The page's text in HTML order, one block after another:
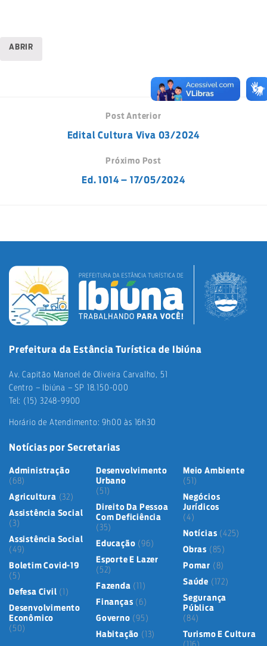
ABRIR
Post Anterior
Edital Cultura Viva 03/2024
Próximo Post
Ed. 1014 – 17/05/2024
Prefeitura da Estância Turística de Ibiúna
Av. Capitão Manoel de Oliveira Carvalho, 51
Centro – Ibiúna – SP 18.150-000
Tel: (15) 3248-9900
Horário de Atendimento: 9h00 às 16h30
Notícias por Secretarias
Administração
(68)
Agricultura (32)
Assistência Social
(3)
Assistência Social
(49)
Boletim Covid-19
(5)
Defesa Civil (1)
Desenvolvimento
Econômico
(50)
Desenvolvimento
Urbano
(51)
Direito Da Pessoa
Com Deficiência
(35)
Educação (96)
Esporte E Lazer
(52)
Fazenda (11)
Finanças (6)
Governo (95)
Habitação (13)
Meio Ambiente
(51)
Negócios
Jurídicos
(4)
Notícias (425)
Obras (85)
Pomar (8)
Saúde (172)
Segurança
Pública
(84)
Turismo E Cultura